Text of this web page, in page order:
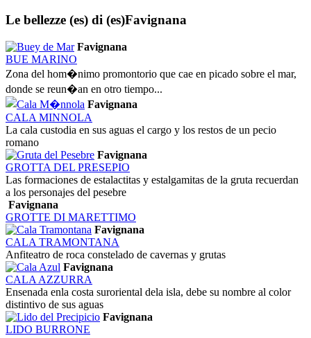
Le bellezze (es) di (es)Favignana
Favignana
BUE MARINO
Zona del hom�nimo promontorio que cae en picado sobre el mar,
donde se reun�an en otro tiempo...
Favignana
CALA MINNOLA
La cala custodia en sus aguas el cargo y los restos de un pecio
romano
Favignana
GROTTA DEL PRESEPIO
Las formaciones de estalactitas y estalgamitas de la gruta recuerdan
a los personajes del pesebre
Favignana
GROTTE DI MARETTIMO
Favignana
CALA TRAMONTANA
Anfiteatro de roca constelado de cavernas y grutas
Favignana
CALA AZZURRA
Ensenada enla costa suroriental dela isla, debe su nombre al color
distintivo de sus aguas
Favignana
LIDO BURRONE